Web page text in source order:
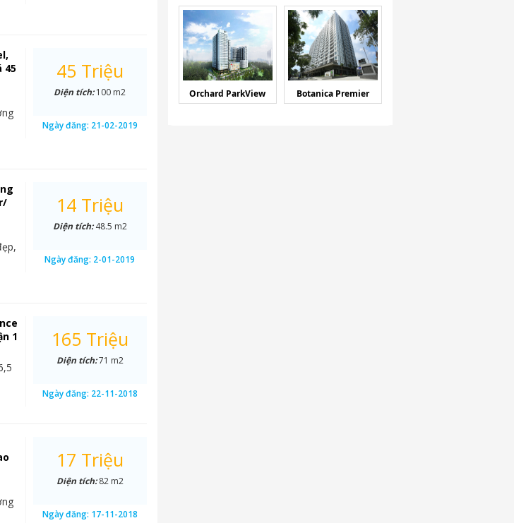
45
45 Triệu
Diện tích:100 m2
Ngày đăng: 21-02-2019
14 Triệu
Diện tích:48.5 m2
Ngày đăng: 2-01-2019
1
165 Triệu
Diện tích:71 m2
Ngày đăng: 22-11-2018
17 Triệu
Diện tích:82 m2
Ngày đăng: 17-11-2018
Orchard ParkView Botanica Premier